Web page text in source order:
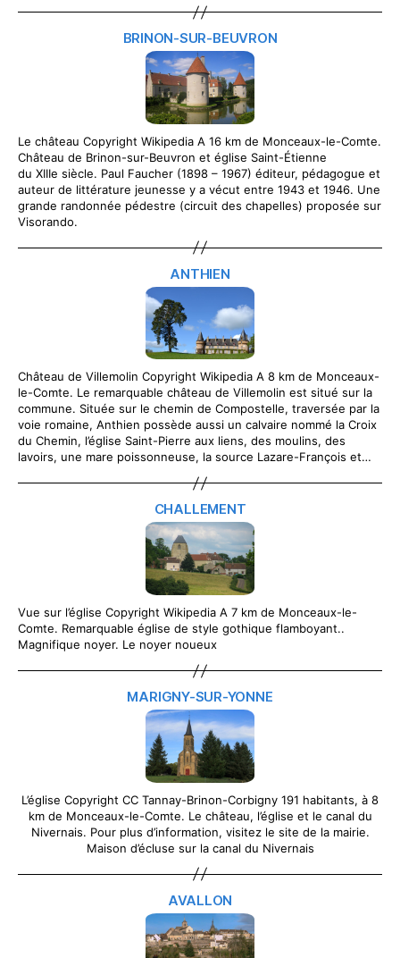
BRINON-SUR-BEUVRON
Le château Copyright Wikipedia A 16 km de Monceaux-le-Comte.
Château de Brinon-sur-Beuvron et église Saint-Étienne
du XIIIe siècle. Paul Faucher (1898 – 1967) éditeur, pédagogue et
auteur de littérature jeunesse y a vécut entre 1943 et 1946. Une
grande randonnée pédestre (circuit des chapelles) proposée sur
Visorando.
ANTHIEN
Château de Villemolin Copyright Wikipedia A 8 km de Monceaux-
le-Comte. Le remarquable château de Villemolin est situé sur la
commune. Située sur le chemin de Compostelle, traversée par la
voie romaine, Anthien possède aussi un calvaire nommé la Croix
du Chemin, l’église Saint-Pierre aux liens, des moulins, des
lavoirs, une mare poissonneuse, la source Lazare-François et…
CHALLEMENT
Vue sur l’église Copyright Wikipedia A 7 km de Monceaux-le-
Comte. Remarquable église de style gothique flamboyant..
Magnifique noyer. Le noyer noueux
MARIGNY-SUR-YONNE
L’église Copyright CC Tannay-Brinon-Corbigny 191 habitants, à 8
km de Monceaux-le-Comte. Le château, l’église et le canal du
Nivernais. Pour plus d’information, visitez le site de la mairie.
Maison d’écluse sur la canal du Nivernais
AVALLON